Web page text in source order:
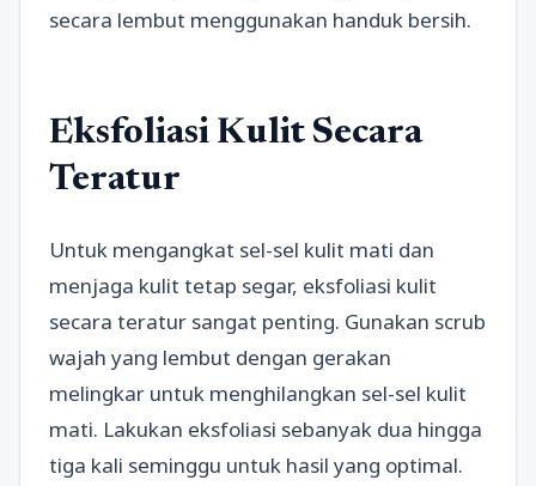
secara lembut menggunakan handuk bersih.
Eksfoliasi Kulit Secara
Teratur
Untuk mengangkat sel-sel kulit mati dan
menjaga kulit tetap segar, eksfoliasi kulit
secara teratur sangat penting. Gunakan scrub
wajah yang lembut dengan gerakan
melingkar untuk menghilangkan sel-sel kulit
mati. Lakukan eksfoliasi sebanyak dua hingga
tiga kali seminggu untuk hasil yang optimal.